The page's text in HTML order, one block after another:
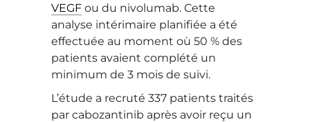
VEGF ou du nivolumab. Cette
analyse intérimaire planifiée a été
effectuée au moment où 50 % des
patients avaient complété un
minimum de 3 mois de suivi.
L’étude a recruté 337 patients traités
par cabozantinib après avoir reçu un